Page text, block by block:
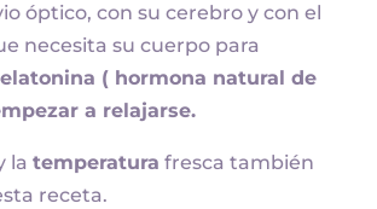
óptico, con su cerebro y con el
necesita su cuerpo para
( hormona natural de
a relajarse.
la temperatura fresca también
receta.